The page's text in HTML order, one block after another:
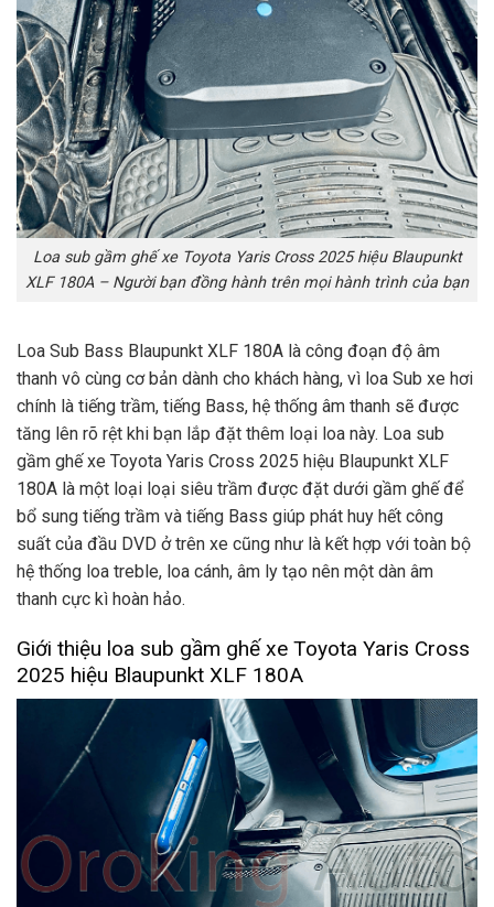
Loa sub gầm ghế xe Toyota Yaris Cross 2025 hiệu Blaupunkt
XLF 180A – Người bạn đồng hành trên mọi hành trình của bạn
Loa Sub Bass Blaupunkt XLF 180A là công đoạn độ âm
thanh vô cùng cơ bản dành cho khách hàng, vì loa Sub xe hơi
chính là tiếng trầm, tiếng Bass, hệ thống âm thanh sẽ được
tăng lên rõ rệt khi bạn lắp đặt thêm loại loa này. Loa sub
gầm ghế xe Toyota Yaris Cross 2025 hiệu Blaupunkt XLF
180A là một loại loại siêu trầm được đặt dưới gầm ghế để
bổ sung tiếng trầm và tiếng Bass giúp phát huy hết công
suất của đầu DVD ở trên xe cũng như là kết hợp với toàn bộ
hệ thống loa treble, loa cánh, âm ly tạo nên một dàn âm
thanh cực kì hoàn hảo.
Giới thiệu loa sub gầm ghế xe Toyota Yaris Cross
2025 hiệu Blaupunkt XLF 180A